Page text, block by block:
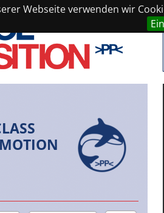
Webseite verwenden wir